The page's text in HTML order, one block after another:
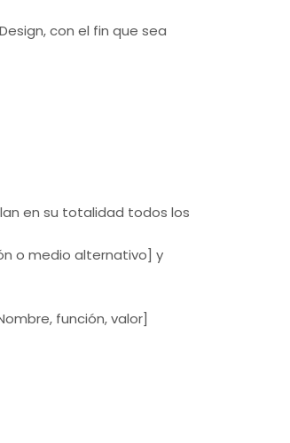
con el fin que sea
en su totalidad todos los
o medio alternativo] y
función, valor]